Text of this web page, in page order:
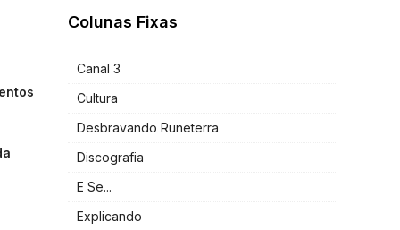
Colunas Fixas
Canal 3
Cultura
Desbravando Runeterra
Discografia
E Se...
Explicando